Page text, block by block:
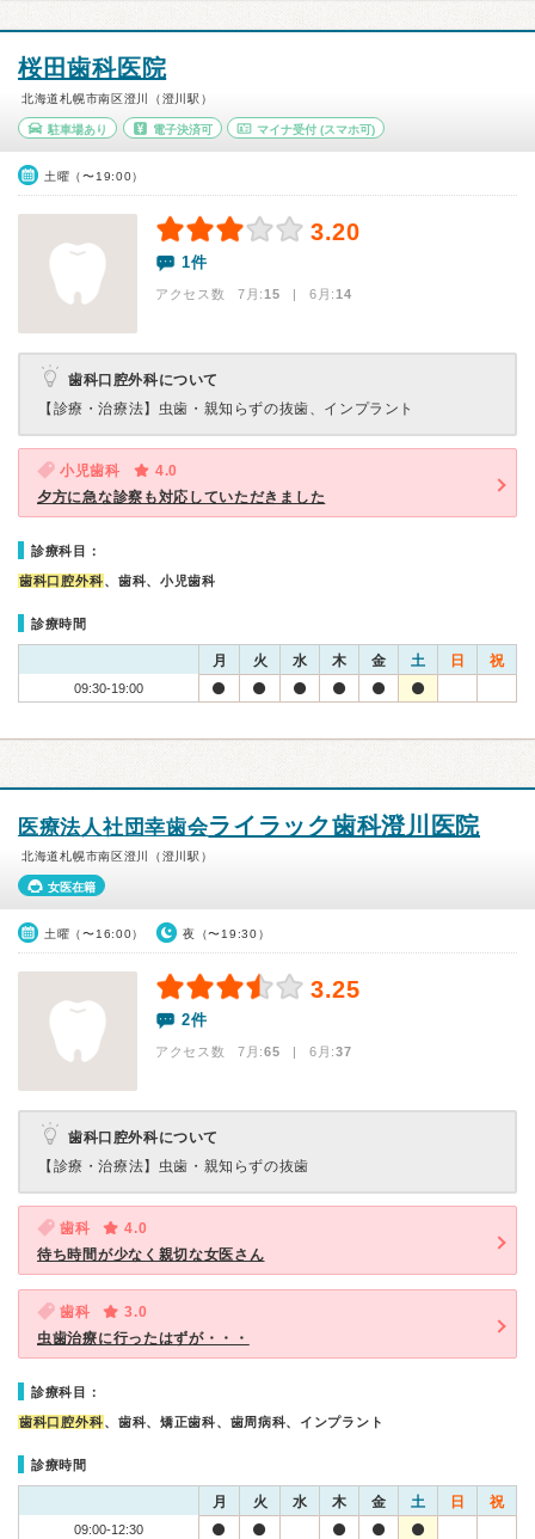
桜田歯科医院
北海道札幌市南区澄川（澄川駅）
駐車場あり 電子決済可 マイナ受付 (スマホ可)
土曜（〜19:00）
3.20
1件
アクセス数 7月:15 | 6月:14
歯科口腔外科について
【診療・治療法】 虫歯・親知らずの抜歯、インプラント
小児歯科
4.0
夕方に急な診察も対応していただきました
診療科目：
歯科口腔外科、歯科、小児歯科
診療時間
月 火 水 木 金 土 日 祝
09:30-19:00
医療法人社団幸歯会ライラック歯科澄川医院
北海道札幌市南区澄川（澄川駅）
女医在籍
土曜（〜16:00） 夜（〜19:30）
3.25
2件
アクセス数 7月:65 | 6月:37
歯科口腔外科について
【診療・治療法】 虫歯・親知らずの抜歯
歯科
4.0
待ち時間が少なく親切な女医さん
歯科
3.0
虫歯治療に行ったはずが・・・
診療科目：
歯科口腔外科、歯科、矯正歯科、歯周病科、インプラント
診療時間
月 火 水 木 金 土 日 祝
09:00-12:30